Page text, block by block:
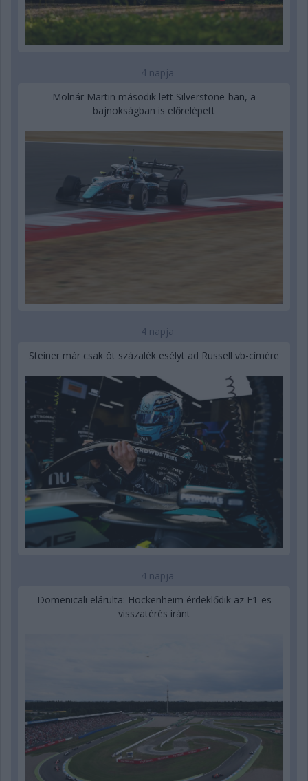
4 napja
Molnár Martin második lett Silverstone-ban, a
bajnokságban is előrelépett
4 napja
Steiner már csak öt százalék esélyt ad Russell vb-címére
4 napja
Domenicali elárulta: Hockenheim érdeklődik az F1-es
visszatérés iránt